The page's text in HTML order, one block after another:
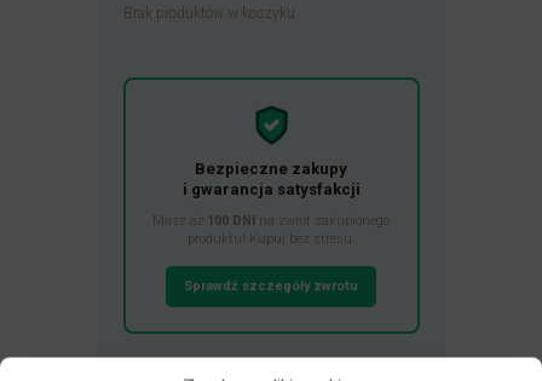
Brak produktów w koszyku.
Bezpieczne zakupy
i gwarancja satysfakcji
Masz aż 100 DNI
na zwrot zakupionego
produktu! Kupuj bez stresu.
Sprawdź szczegóły zwrotu